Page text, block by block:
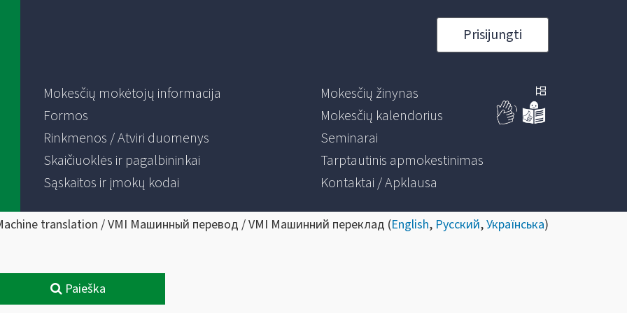
Prisijungti
Mokesčių mokėtojų informacija
Formos
Rinkmenos / Atviri duomenys
Skaičiuoklės ir pagalbininkai
Sąskaitos ir įmokų kodai
Mokesčių žinynas
Mokesčių kalendorius
Seminarai
Tarptautinis apmokestinimas
Kontaktai / Apklausa
translation / VMI Машинный перевод / VMI Машинний переклад (English, Русский,Українська)
Paieška